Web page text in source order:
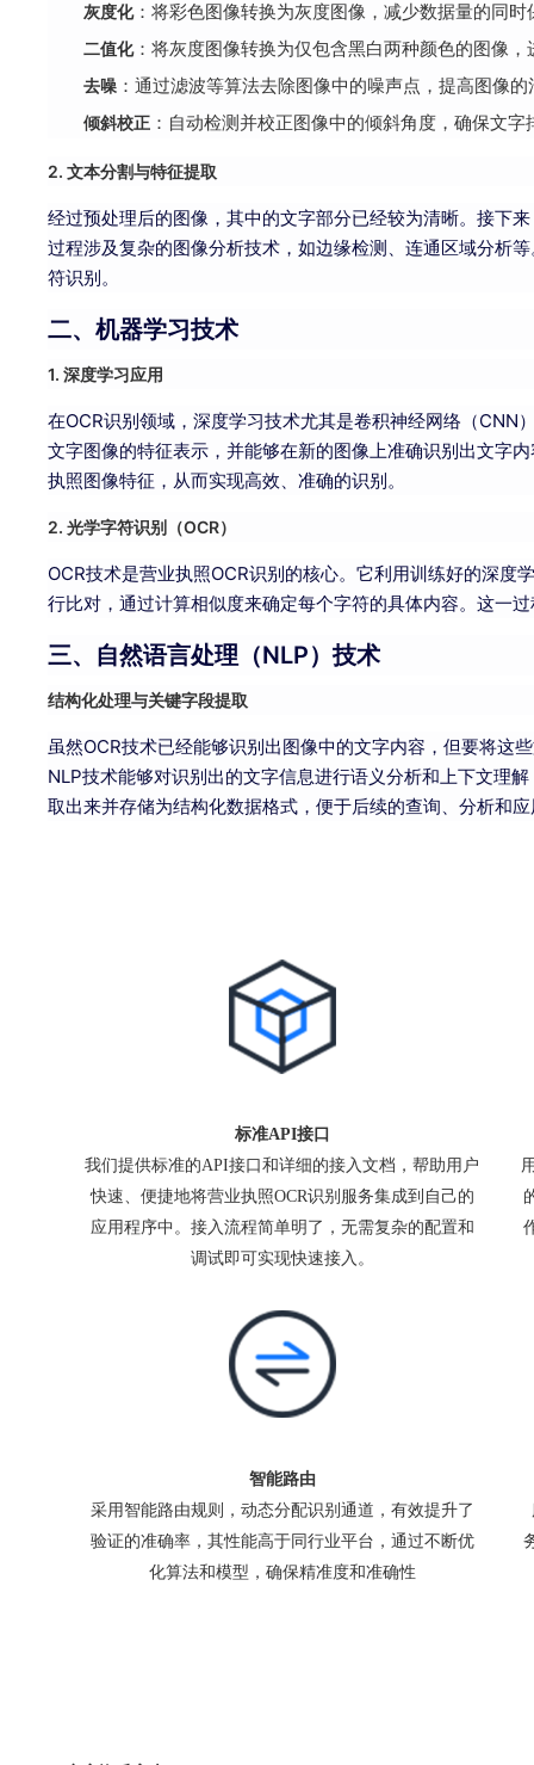
灰度化：将彩色图像转换为灰度图像，减少数据量的同时
二值化：将灰度图像转换为仅包含黑白两种颜色的图像
去噪 ：通过滤波等算法去除图像中的噪声点，提高图像
倾斜校正 ：自动检测并校正图像中的倾斜角度，确保文
2. 文本分割与特征提取
经过预处理后的图像，其中的文字部分已经较为清晰。接下
过程涉及复杂的图像分析技术，如边缘检测、连通区域分析
符识别。
二、机器学习技术
1. 深度学习应用
在OCR识别领域，深度学习技术尤其是卷积神经网络（
文字图像的特征表示，并能够在新的图像上准确识别出文字
执照图像特征，从而实现高效、准确的识别。
2. 光学字符识别（OCR）
OCR技术是营业执照OCR识别的核心。它利用训练好的深
行比对，通过计算相似度来确定每个字符的具体内容。这一
三、自然语言处理（NLP）技术
结构化处理与关键字段提取
虽然OCR技术已经能够识别出图像中的文字内容，但要将这
NLP技术能够对识别出的文字信息进行语义分析和上下文理
取出来并存储为结构化数据格式，便于后续的查询、分析和
标准API接口
我们提供标准的API接口和详细的接入文档，帮助用户
快速、便捷地将营业执照OCR识别服务集成到自己的
应用程序中。接入流程简单明了，无需复杂的配置和
调试即可实现快速接入。
智能路由
采用智能路由规则，动态分配识别通道，有效提升了
验证的准确率，其性能高于同行业平台，通过不断优
化算法和模型，确保精准度和准确性